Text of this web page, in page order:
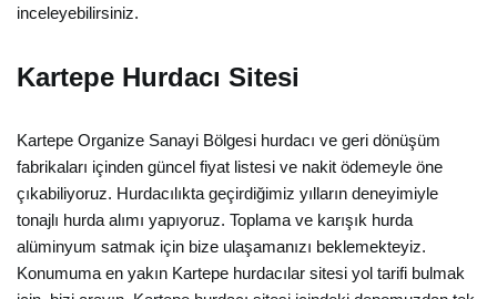
inceleyebilirsiniz.
Kartepe Hurdacı Sitesi
Kartepe Organize Sanayi Bölgesi hurdacı ve geri dönüşüm
fabrikaları içinden güncel fiyat listesi ve nakit ödemeyle öne
çıkabiliyoruz. Hurdacılıkta geçirdiğimiz yılların deneyimiyle
tonajlı hurda alımı yapıyoruz. Toplama ve karışık hurda
alüminyum satmak için bize ulaşamanızı beklemekteyiz.
Konumuma en yakın Kartepe hurdacılar sitesi yol tarifi bulmak